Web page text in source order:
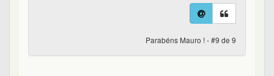
Parabéns Mauro ! - #9 de 9